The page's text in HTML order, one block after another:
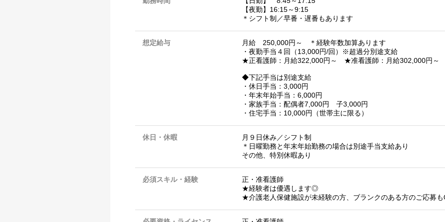
【夜勤】16:15～9:15
＊シフト制／早番・遅番もあります
想定給与
月給 250,000円～ ＊経験年数加算あります
・夜勤手当４回（13,000円/回）※超過分別途支給
★正看護師：月給322,000円～ ★准看護師：月給302,000円～
◆下記手当は別途支給
・休日手当：3,000円
・年末年始手当：6,000円
・家族手当：配偶者7,000円 子3,000円
・住宅手当：10,000円（世帯主に限る）
休日・休暇
月９日休み／シフト制
＊日曜勤務と年末年始勤務の場合は別途手当支給あり
その他、特別休暇あり
必須スキル・経験
正・准看護師
★経験者は優遇します◎
★介護老人保健施設が未経験の方、ブランクのある方のご応募も